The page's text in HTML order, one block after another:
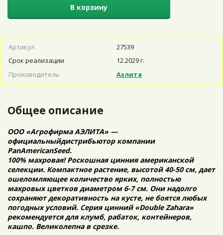
В корзину
Артикул
27539
Срок реализации
12.2029 г.
Производитель
Аэлита
Общее описание
ООО «Агрофирма АЭЛИТА» —
официальныйдистрибьютор компании
PanAmericanSeed.
100% махровая! Роскошная цинния американской
селекции. Компактное растение, высотой 40-50 см, дает
ошеломляющее количество ярких, полностью
махровых цветков диаметром 6-7 см. Они надолго
сохраняют декоративность на кусте, не боятся любых
погодных условий. Серия цинний «Double Zahara»
рекомендуется для клумб, рабаток, контейнеров,
кашпо. Великолепна в срезке.